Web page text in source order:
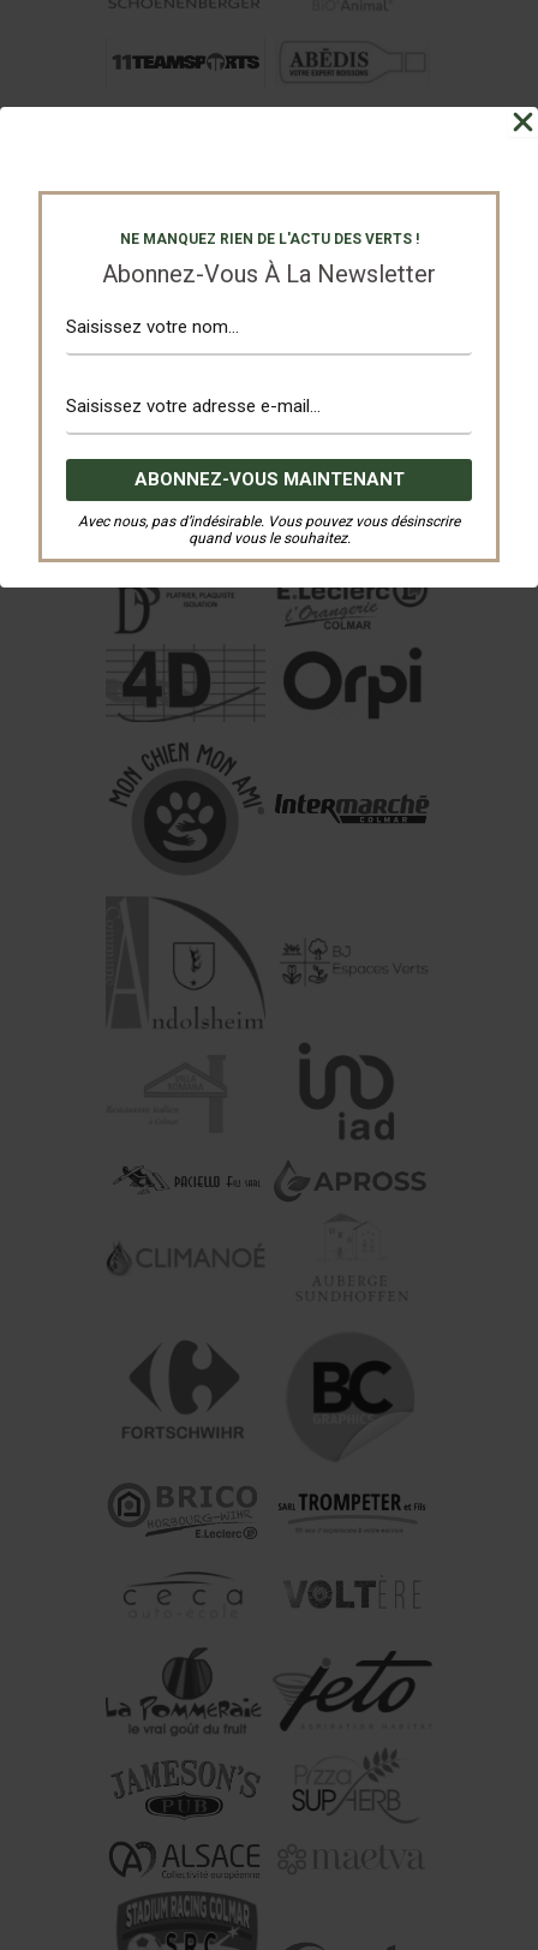
NE MANQUEZ RIEN DE L'ACTU DES VERTS !
Abonnez-Vous À La Newsletter
Avec nous, pas d’indésirable. Vous pouvez vous désinscrire
quand vous le souhaitez.